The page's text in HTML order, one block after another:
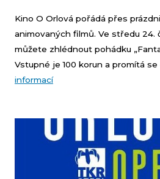
Kino O Orlová pořádá přes
animovaných filmů. Ve středu 24.
můžete zhlédnout pohádku
Vstupné je 100 korun a promítá se
informací